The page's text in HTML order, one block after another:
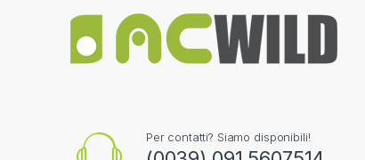
Per contatti? Siamo disponibili!